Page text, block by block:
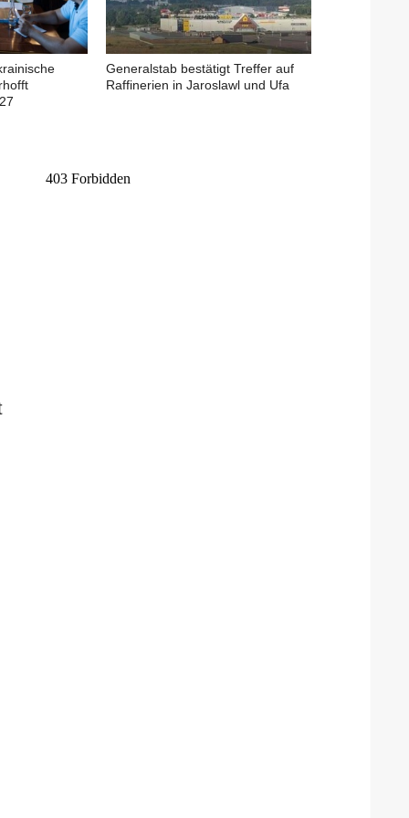
Generalstab bestätigt Treffer auf
Raffinerien in Jaroslawl und Ufa